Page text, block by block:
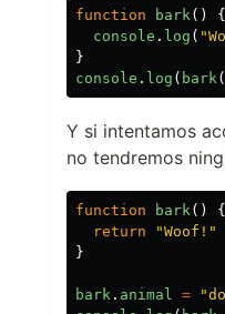
function bark()
{
console . log ( "
}
console . log ( bark
Y si intentamos
no tendremos
function bark()
{
return
"Woof! "
}
bark . animal = "